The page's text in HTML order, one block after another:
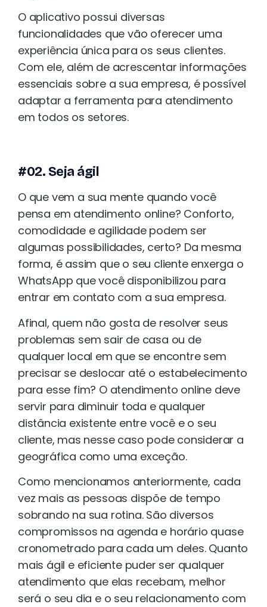
O aplicativo possui diversas
funcionalidades que vão oferecer uma
experiência única para os seus clientes.
Com ele, além de acrescentar informações
essenciais sobre a sua empresa, é possível
adaptar a ferramenta para atendimento
em todos os setores.
#02. Seja ágil
O que vem a sua mente quando você
pensa em atendimento online? Conforto,
comodidade e agilidade podem ser
algumas possibilidades, certo? Da mesma
forma, é assim que o seu cliente enxerga o
WhatsApp que você disponibilizou para
entrar em contato com a sua empresa.
Afinal, quem não gosta de resolver seus
problemas sem sair de casa ou de
qualquer local em que se encontre sem
precisar se deslocar até o estabelecimento
para esse fim? O atendimento online deve
servir para diminuir toda e qualquer
distância existente entre você e o seu
cliente, mas nesse caso pode considerar a
geográfica como uma exceção.
Como mencionamos anteriormente, cada
vez mais as pessoas dispõe de tempo
sobrando na sua rotina. São diversos
compromissos na agenda e horário quase
cronometrado para cada um deles. Quanto
mais ágil e eficiente puder ser qualquer
atendimento que elas recebam, melhor
será o seu dia e o seu relacionamento com